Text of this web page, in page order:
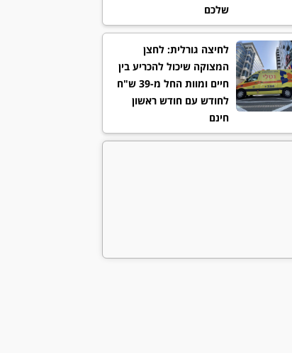
שלכם
לחיצה גורלית: לחצן
המצוקה שיכול להכריע בין
חיים ומוות החל מ-39 ש"ח
לחודש עם חודש ראשון
חינם